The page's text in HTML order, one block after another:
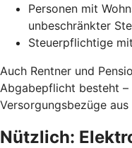
Personen mit
unbeschränkter
Steuerpflichtige
Auch Rentner und
Abgabepflicht besteht –
Versorgungsbezüge
Nützlich: